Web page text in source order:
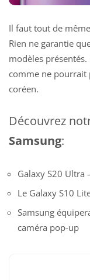
Il faut tout de
Rien ne garantie
modèles présentés.
comme ne pourrait
coréen.
Découvrez
Samsung:
Galaxy S20 Ultra
Le Galaxy S10
Samsung
caméra pop-up